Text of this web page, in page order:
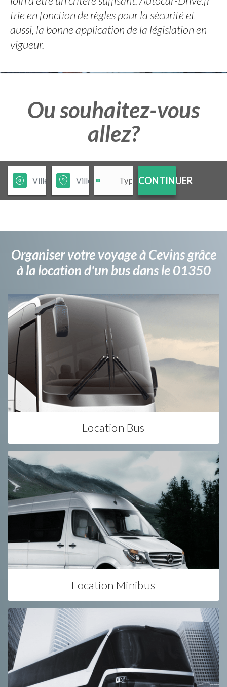
trie en fonction de règles pour la sécurité et
aussi, la bonne application de la législation en
vigueur.
Ou souhaitez-vous
allez?
CONTINUER
Organiser votre voyage à Cevins grâce
à la location d'un bus dans le 01350
Location Bus
Location Minibus